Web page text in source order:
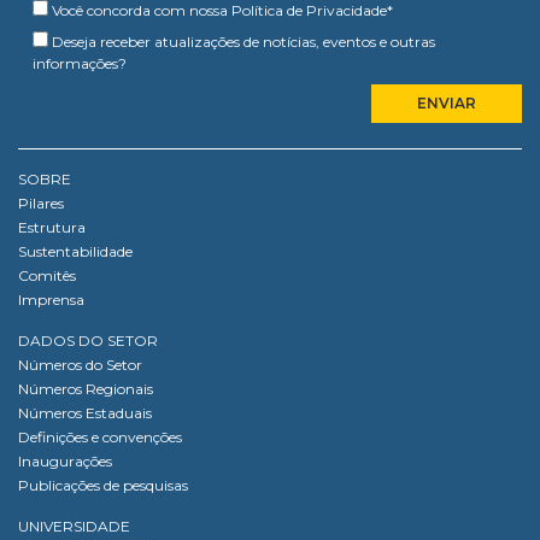
Você concorda com nossa Política de Privacidade*
Deseja receber atualizações de notícias, eventos e outras
informações?
SOBRE
Pilares
Estrutura
Sustentabilidade
Comitês
Imprensa
DADOS DO SETOR
Números do Setor
Números Regionais
Números Estaduais
Definições e convenções
Inaugurações
Publicações de pesquisas
UNIVERSIDADE